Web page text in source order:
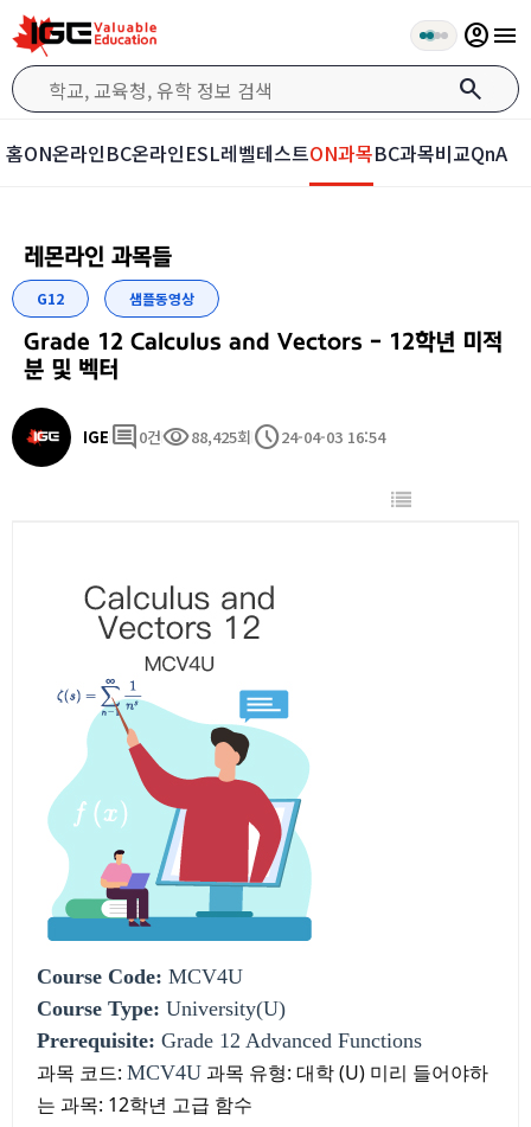
search
account_circlemenu
홈ON온라인BC온라인ESL레벨테스트ON과목BC과목비교QnA
레몬라인 과목들
G12 샘플동영상
Grade 12 Calculus and Vectors - 12학년 미적
분 및 벡터
IGE comment 0건visibility88,425회 schedule24-04-03 16:54
Course Code: MCV4U
Course Type: University(U)
Prerequisite: Grade 12 Advanced Functions
과목 코드: MCV4U 과목 유형: 대학 (U) 미리 들어야하
는 과목: 12학년 고급 함수